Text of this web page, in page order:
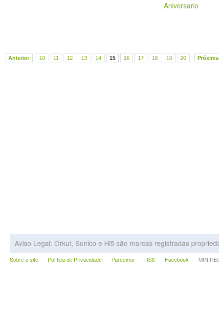
Aniversario
Anterior 10 11 12 13 14 15 16 17 18 19 20 Próxima
Aviso Legal: Orkut, Sonico e Hi5 são marcas registradas
Sobre o site Política de Privacidade Parceiros RSS Facebook